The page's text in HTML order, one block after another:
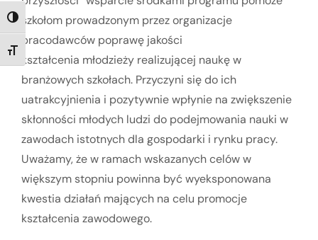
TOGGLE HIGH CONTRAST
TOGGLE FONT SIZE
szkołom prowadzonym przez organizacje
pracodawców poprawę jakości
kształcenia młodzieży realizującej naukę w
branżowych szkołach. Przyczyni się do ich
uatrakcyjnienia i pozytywnie wpłynie na zwiększenie
skłonności młodych ludzi do podejmowania nauki w
zawodach istotnych dla gospodarki i rynku pracy.
Uważamy, że w ramach wskazanych celów w
większym stopniu powinna być wyeksponowana
kwestia działań mających na celu promocje
kształcenia zawodowego.